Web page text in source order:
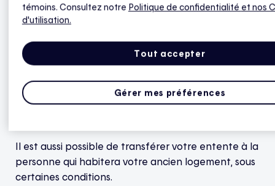
dans votre prochain domicile, leservice à la
clientèlevous proposera différentes solutions.
Sinon, vous pouvez résilier votre entente. Si la
du participant n’est pas terminée, vous pourriez
devoir rembourser le solde au crédit (équivalant au
Il est aussi possible de transférer votre entente à la
personne qui habitera votre ancien logement, sous
certaines conditions.
témoins. Consultez notre Politique de confidentialité et nos
d'utilisation.
Tout accepter
Gérer mes préférences